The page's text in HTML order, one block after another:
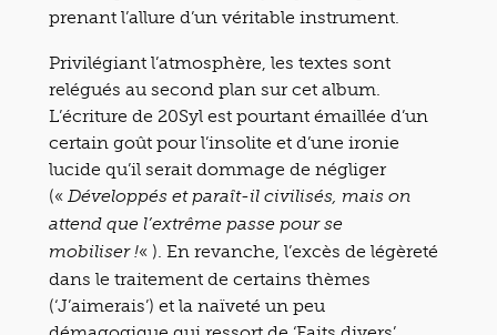
prenant l’allure d’un véritable instrument.
Privilégiant l’atmosphère, les textes sont
relégués au second plan sur cet album.
L’écriture de 20Syl est pourtant émaillée d’un
certain goût pour l’insolite et d’une ironie
lucide qu’il serait dommage de négliger
(« Développés et paraît-il civilisés, mais on
attend que l’extrême passe pour se
mobiliser !« ). En revanche, l’excès de légèreté
dans le traitement de certains thèmes
(‘J’aimerais’) et la naïveté un peu